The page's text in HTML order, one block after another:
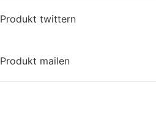
Produkt twittern
Produkt mailen